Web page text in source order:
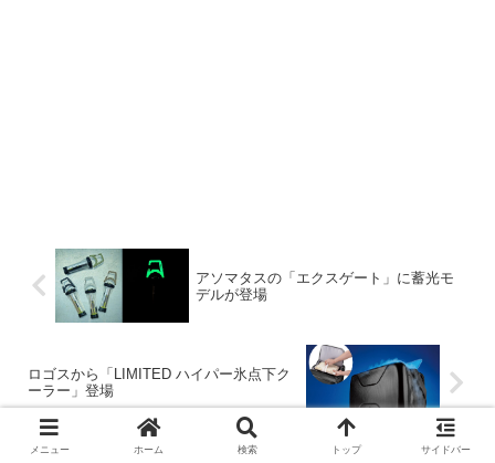
アソマタスの「エクスゲート」に蓄光モ
デルが登場
ロゴスから「LIMITED ハイパー氷点下ク
ーラー」登場
メニュー ホーム 検索 トップ サイドバー